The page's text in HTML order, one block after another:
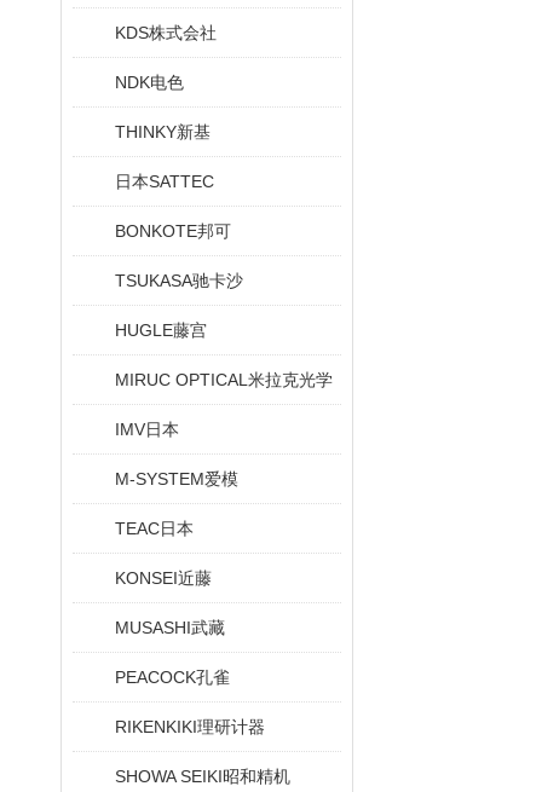
KDS株式会社
NDK电色
THINKY新基
日本SATTEC
BONKOTE邦可
TSUKASA驰卡沙
HUGLE藤宫
MIRUC OPTICAL米拉克光学
IMV日本
M-SYSTEM爱模
TEAC日本
KONSEI近藤
MUSASHI武藏
PEACOCK孔雀
RIKENKIKI理研计器
SHOWA SEIKI昭和精机